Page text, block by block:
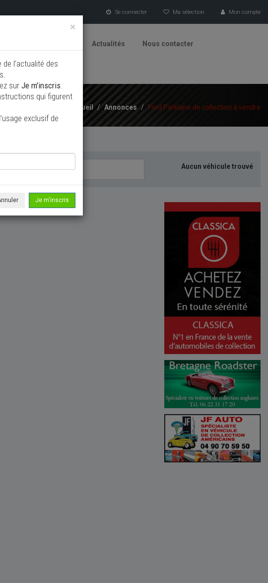
Se connecter Ma sélection Mon compte
Actualités Nous contacter
Accueil / Annonces / Ford Parklane de collection à vendre
Aucun véhicule trouvé
de recherche...
×
l’actualité des
surJe m'inscris.
qui figurent
exclusif de
Je m'inscris